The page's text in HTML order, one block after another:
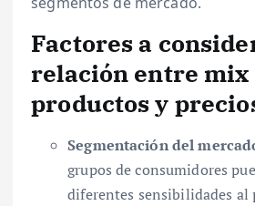
Factores a
relación entre mix
productos y
Segmentación del
grupos de consumidores
diferentes sensibilidades al